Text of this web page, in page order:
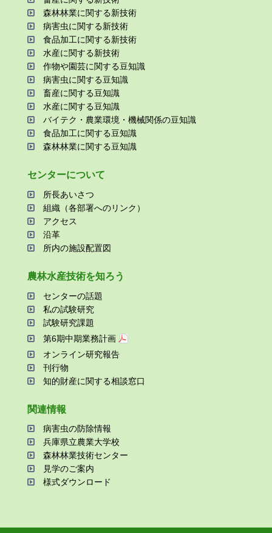
森林林業に関する新技術
病害⾍に関する新技術
⾷品加⼯に関する新技術
⽔産に関する新技術
作物や園芸に関する⾖知識
病害⾍に関する⾖知識
畜産に関する⾖知識
⽔産に関する⾖知識
バイテク・農業環境・機械関係の⾖知識
⾷品加⼯に関する⾖知識
森林林業に関する⾖知識
センターについて
所⻑あいさつ
組織（各部署へのリンク）
アクセス
沿⾰
所内の施設配置図
農林⽔産技術を知ろう
センターの話題
私の試験研究
試験研究課題
第6期中期業務計画
オンライン研究報告
刊⾏物
知的財産に関する相談窓⼝
関連情報
病害⾍の防除情報
兵庫県⽴農業⼤学校
森林林業技術センター
⾒学のご案内
様式ダウンロード